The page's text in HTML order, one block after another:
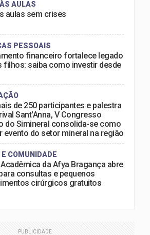
AULAS
aulas sem crises
PESSOAIS
financeiro fortalece legado
filhos: saiba como investir desde
de 250 participantes e palestra
Sant'Anna, V Congresso
do Simineral consolida-se como
evento do setor mineral na região
COMUNIDADE
da Afya Bragança abre
consultas e pequenos
cirúrgicos gratuitos
PUBLICIDADE